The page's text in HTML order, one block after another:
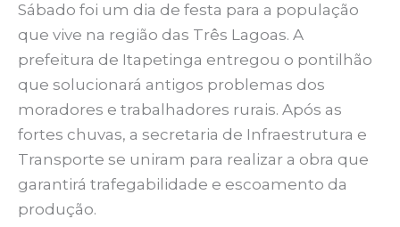
Sábado foi um dia de festa para a população
que vive na região das Três Lagoas. A
prefeitura de Itapetinga entregou o pontilhão
que solucionará antigos problemas dos
moradores e trabalhadores rurais. Após as
fortes chuvas, a secretaria de Infraestrutura e
Transporte se uniram para realizar a obra que
garantirá trafegabilidade e escoamento da
produção.